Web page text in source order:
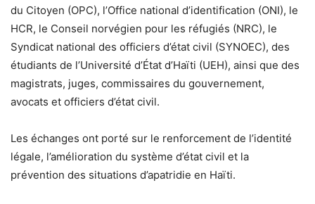
du Citoyen (OPC), l’Office national d’identification (ONI), le
HCR, le Conseil norvégien pour les réfugiés (NRC), le
Syndicat national des officiers d’état civil (SYNOEC), des
étudiants de l’Université d’État d’Haïti (UEH), ainsi que des
magistrats, juges, commissaires du gouvernement,
avocats et officiers d’état civil.
Les échanges ont porté sur le renforcement de l’identité
légale, l’amélioration du système d’état civil et la
prévention des situations d’apatridie en Haïti.